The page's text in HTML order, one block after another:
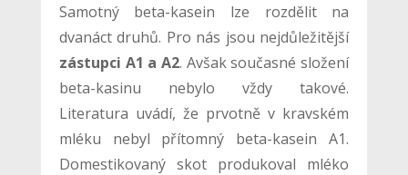
Samotný beta-kasein lze rozdělit na
dvanáct druhů. Pro nás jsou nejdůležitější
zástupci A1 a A2. Avšak současné složení
beta-kasinu nebylo vždy takové.
Literatura uvádí, že prvotně v kravském
mléku nebyl přítomný beta-kasein A1.
Domestikovaný skot produkoval mléko